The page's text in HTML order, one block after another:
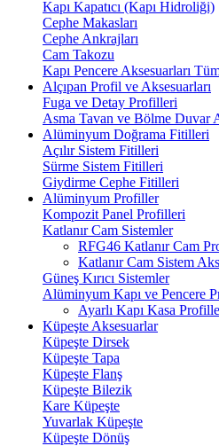
Kapı Kapatıcı (Kapı Hidroliği)
Cephe Makasları
Cephe Ankrajları
Cam Takozu
Kapı Pencere Aksesuarları
Alçıpan Profil ve Aksesuarları
Fuga ve Detay Profilleri
Asma Tavan ve Bölme Duvar
Alüminyum Doğrama Fitilleri
Açılır Sistem Fitilleri
Sürme Sistem Fitilleri
Giydirme Cephe Fitilleri
Alüminyum Profiller
Kompozit Panel Profilleri
Katlanır Cam Sistemler
RFG46 Katlanır Cam
Katlanır Cam Sistem
Güneş Kırıcı Sistemler
Alüminyum Kapı ve Pencere
Ayarlı Kapı Kasa
Küpeşte Aksesuarlar
Küpeşte Dirsek
Küpeşte Tapa
Küpeşte Flanş
Küpeşte Bilezik
Kare Küpeşte
Yuvarlak Küpeşte
Küpeşte Dönüş